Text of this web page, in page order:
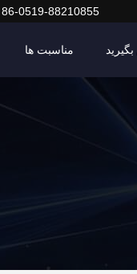
86-0519-88210855
مناسبت ها